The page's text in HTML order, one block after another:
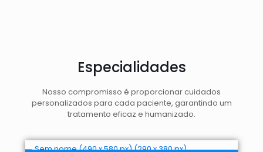
Especialidades
Nosso compromisso é proporcionar cuidados
personalizados para cada paciente, garantindo um
tratamento eficaz e humanizado.